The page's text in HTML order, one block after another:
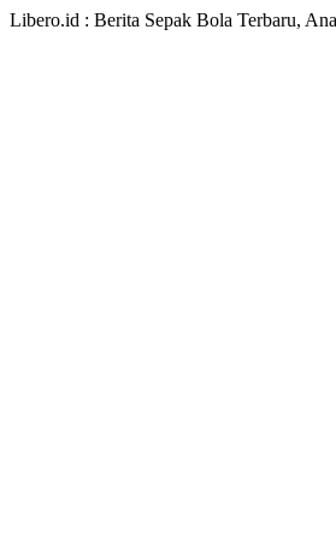
Libero.id : Berita Sepak Bola Terbaru,